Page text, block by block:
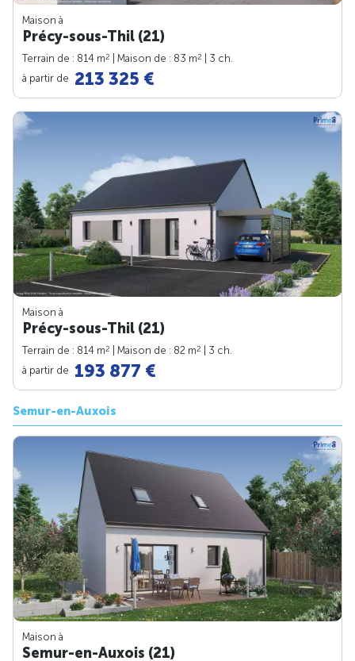
Maison à
Précy-sous-Thil (21)
Terrain de : 814 m2 | Maison de : 83 m2
| 3 ch.
à partir de 213 325 €
Maison à
Précy-sous-Thil (21)
Terrain de : 814 m2 | Maison de : 82 m2
| 3 ch.
à partir de 193 877 €
Semur-en-Auxois
Maison à
Semur-en-Auxois (21)